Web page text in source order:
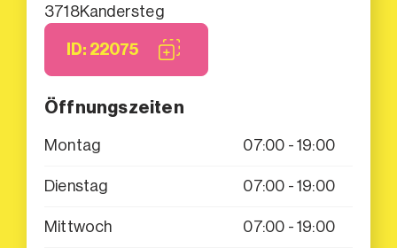
3718Kandersteg
ID: 22075
Öffnungszeiten
Montag 07:00 - 19:00
Dienstag 07:00 - 19:00
Mittwoch 07:00 - 19:00